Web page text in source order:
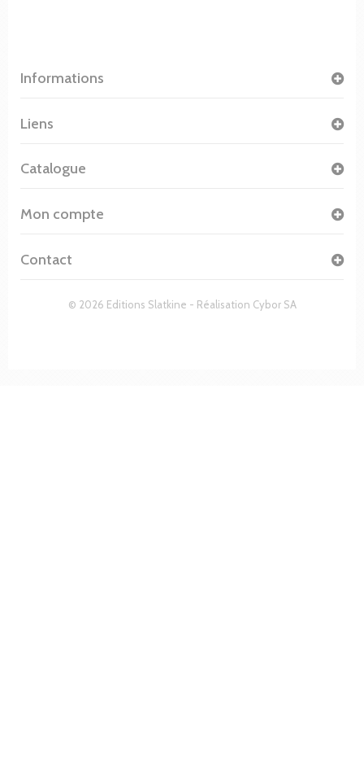
Informations
© 2026 Editions Slatkine - Réalisation Cybor SA
Liens
Catalogue
Mon compte
Contact